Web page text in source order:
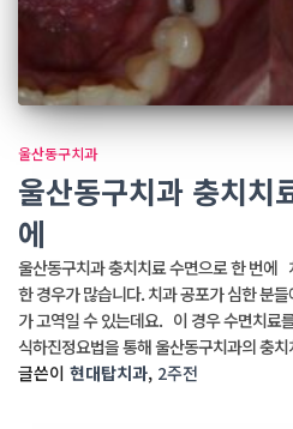
울산동구치과
울산동구치과 충치치
에
울산동구치과 충치치료 수면으로 한 번에
한 경우가 많습니다. 치과 공포가 심한 분
가 고역일 수 있는데요. 이 경우 수면치료
식하진정요법을 통해 울산동구치과의 충
글쓴이 현대탑치과, 2주전